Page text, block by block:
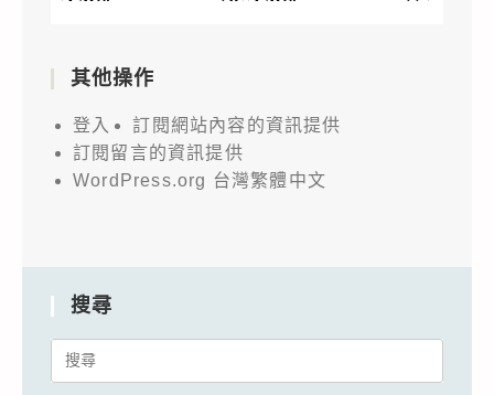
其他操作
登入
訂閱網站內容的資訊提供
訂閱留言的資訊提供
WordPress.org 台灣繁體中文
搜尋
Search